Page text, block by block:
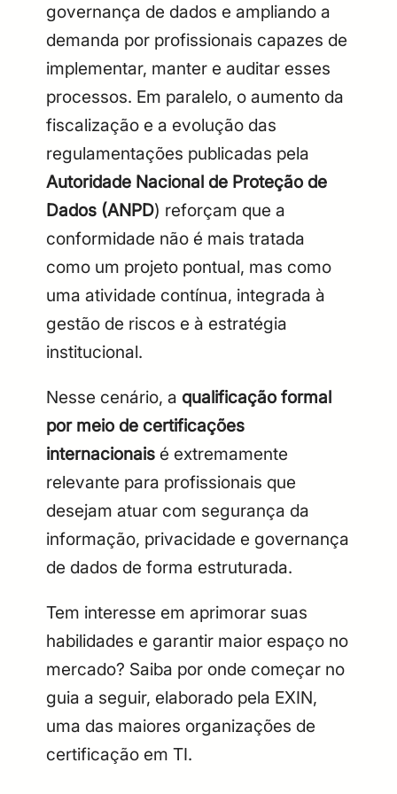
governança de dados e ampliando a
demanda por profissionais capazes de
implementar, manter e auditar esses
processos. Em paralelo, o aumento da
fiscalização e a evolução das
regulamentações publicadas pela
Autoridade Nacional de Proteção de
Dados (ANPD) reforçam que a
conformidade não é mais tratada
como um projeto pontual, mas como
uma atividade contínua, integrada à
gestão de riscos e à estratégia
institucional.
Nesse cenário, a qualificação formal
por meio de certificações
internacionais é extremamente
relevante para profissionais que
desejam atuar com segurança da
informação, privacidade e governança
de dados de forma estruturada.
Tem interesse em aprimorar suas
habilidades e garantir maior espaço no
mercado? Saiba por onde começar no
guia a seguir, elaborado pela EXIN,
uma das maiores organizações de
certificação em TI.